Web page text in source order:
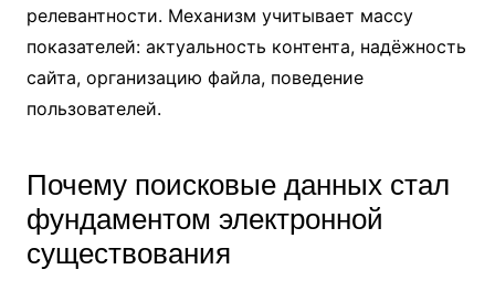
релевантности. Механизм учитывает массу
показателей: актуальность контента, надёжность
сайта, организацию файла, поведение
пользователей.
Почему поисковые данных стал
фундаментом электронной
существования